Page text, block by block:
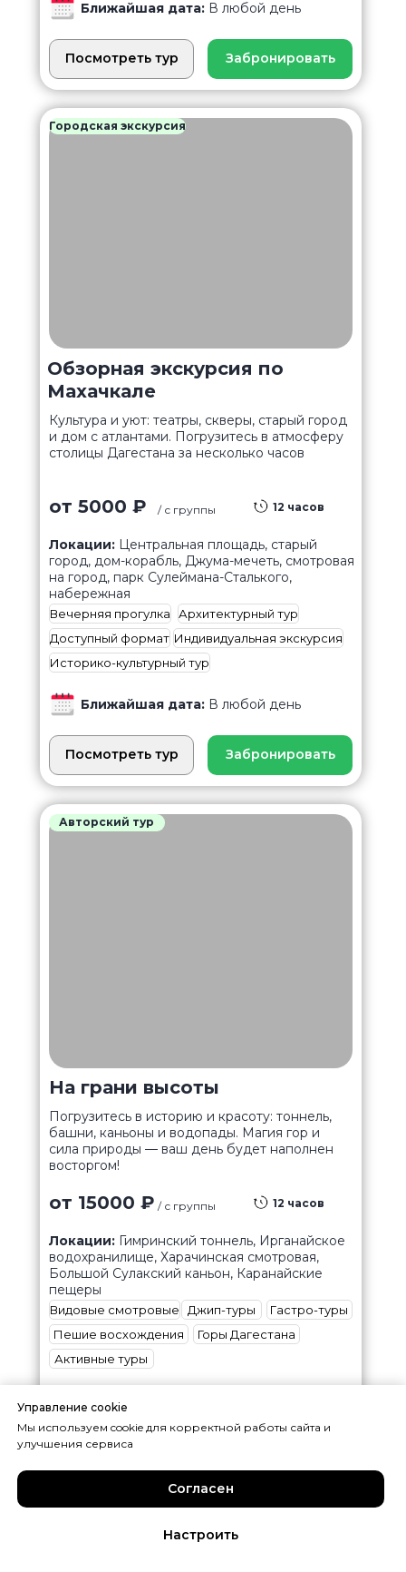
Ближайшая дата: В любой день
Посмотреть тур Забронировать
от 15000 ₽
На грани высоты
12 часов
/ с группы
Погрузитесь в историю и красоту: тоннель,
башни, каньоны и водопады. Магия гор и
сила природы — ваш день будет наполнен
восторгом!
Авторский тур
Ближайшая дата:
Локации: Гимринский тоннель, Ирганайское
водохранилище, Харачинская смотровая,
Большой Сулакский каньон, Каранайские
пещеры
Пешие восхождения
Видовые смотровые
Активные туры
Гастро-туры
Горы Дагестана
Джип-туры
Посмотреть тур
от 5000 ₽
Обзорная экскурсия по
Махачкале
12 часов
/ с группы
Культура и уют: театры, скверы, старый город
и дом с атлантами. Погрузитесь в атмосферу
столицы Дагестана за несколько часов
Городская экскурсия
Ближайшая дата: В любой день
Локации: Центральная площадь, старый
город, дом-корабль, Джума-мечеть, смотровая
на город, парк Сулеймана-Сталького,
набережная
Доступный формат
Вечерняя прогулка
Историко-культурный тур
Индивидуальная экскурсия
Архитектурный тур
Посмотреть тур Забронировать
Написать в WhatsApp
Управление cookie
Мы используем cookie для корректной работы сайта и
улучшения сервиса
Согласен
Настроить
Управление cookie
Мы используем cookie для корректной работы сайта и
улучшения сервиса
Согласен
Настроить